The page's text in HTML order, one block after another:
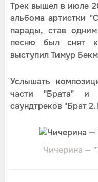
Трек вышел в июле
альбома артистки
парады, став
песню был снят
выступил Тимур
Услышать
части "Брата" и
саундтреков "Брат
Чичерина —